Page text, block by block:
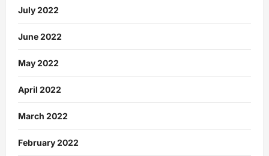
July 2022
June 2022
May 2022
April 2022
March 2022
February 2022